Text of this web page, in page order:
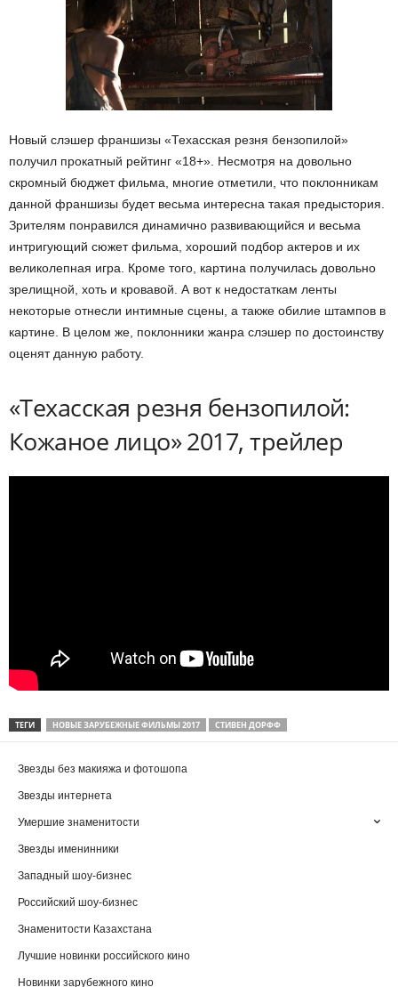
Новый слэшер франшизы «Техасская резня бензопилой»
получил прокатный рейтинг «18+». Несмотря на довольно
скромный бюджет фильма, многие отметили, что поклонникам
данной франшизы будет весьма интересна такая предыстория.
Зрителям понравился динамично развивающийся и весьма
интригующий сюжет фильма, хороший подбор актеров и их
великолепная игра. Кроме того, картина получилась довольно
зрелищной, хоть и кровавой. А вот к недостаткам ленты
некоторые отнесли интимные сцены, а также обилие штампов в
картине. В целом же, поклонники жанра слэшер по достоинству
оценят данную работу.
«Техасская резня бензопилой:
Кожаное лицо» 2017, трейлер
ТЕГИ НОВЫЕ ЗАРУБЕЖНЫЕ ФИЛЬМЫ 2017 СТИВЕН ДОРФФ
Звезды без макияжа и фотошопа
Звезды интернета
Умершие знаменитости
Звезды именинники
Западный шоу-бизнес
Российский шоу-бизнес
Знаменитости Казахстана
Лучшие новинки российского кино
Новинки зарубежного кино